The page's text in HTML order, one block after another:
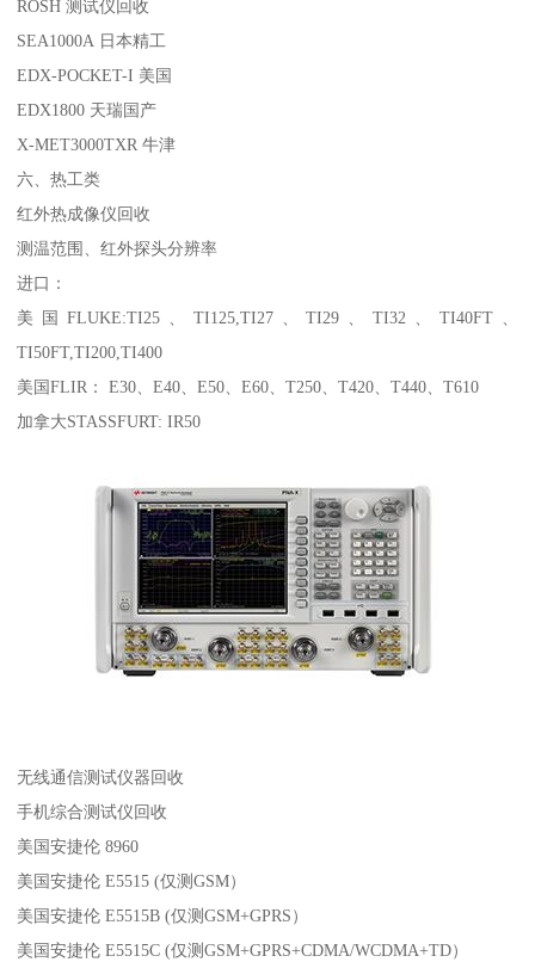
ROSH 测试仪回收
SEA1000A 日本精工
EDX-POCKET-I 美国
EDX1800 天瑞国产
X-MET3000TXR 牛津
六、热工类
红外热成像仪回收
测温范围、红外探头分辨率
进口：
美国FLUKE:TI25、TI125,TI27、TI29、TI32、TI40FT、
TI50FT,TI200,TI400
美国FLIR： E30、E40、E50、E60、T250、T420、T440、T610
加拿大STASSFURT: IR50
无线通信测试仪器回收
手机综合测试仪回收
美国安捷伦 8960
美国安捷伦 E5515 (仅测GSM）
美国安捷伦 E5515B (仅测GSM+GPRS）
美国安捷伦 E5515C (仅测GSM+GPRS+CDMA/WCDMA+TD）